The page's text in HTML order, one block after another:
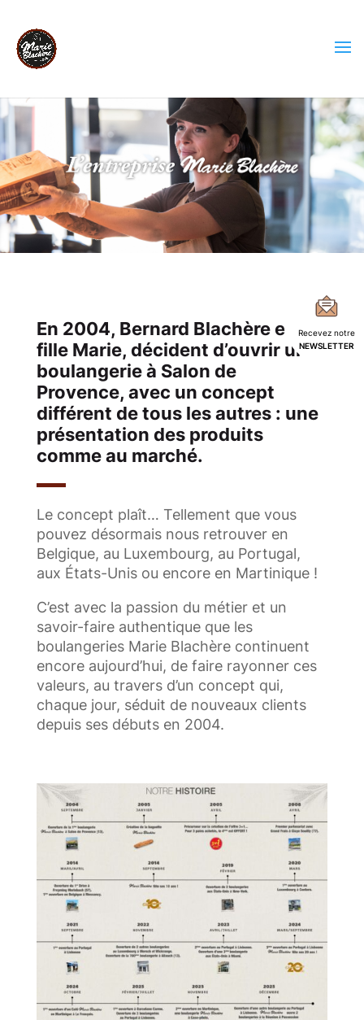
En 2004, Bernard Blachère et sa
fille Marie, décident d’ouvrir une
boulangerie à Salon de
Provence, avec un concept
différent de tous les autres : une
présentation des produits
comme au marché.
Le concept plaît… Tellement que vous
pouvez désormais nous retrouver en
Belgique, au Luxembourg, au Portugal,
aux États-Unis ou encore en Martinique !
C’est avec la passion du métier et un
savoir-faire authentique que les
boulangeries Marie Blachère continuent
encore aujourd’hui, de faire rayonner ces
valeurs, au travers d’un concept qui,
chaque jour, séduit de nouveaux clients
depuis ses débuts en 2004.
Recevez notre
NEWSLETTER